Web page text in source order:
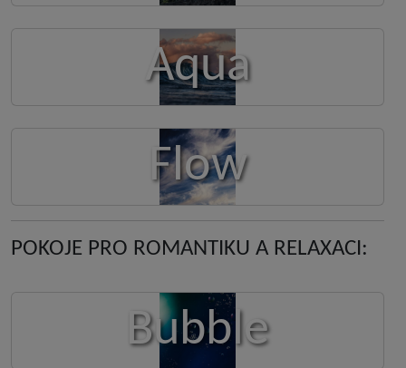
Aqua
Flow
POKOJE PRO ROMANTIKU A RELAXACI:
Bubble